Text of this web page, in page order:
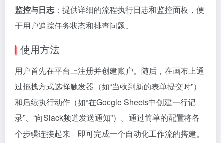
监控与日志：提供详细的流程执行日志和监控面板，便
于用户追踪任务状态和排查问题。
使用方法
用户首先在平台上注册并创建账户。随后，在画布上通
过拖拽方式选择触发器（如“当收到新的表单提交时”）
和后续执行动作（如“在Google Sheets中创建一行记
录”、“向Slack频道发送通知”）。通过简单的配置将各
个步骤连接起来，即可完成一个自动化工作流的搭建。